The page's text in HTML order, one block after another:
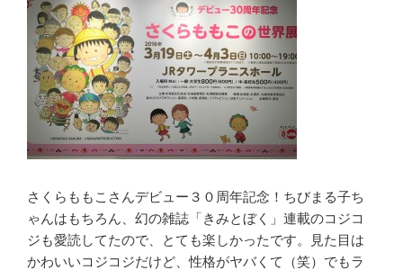
さくらももこさんデビュー３０周年記念！ちびまる子ち
ゃんはもちろん、幻の雑誌「きみとぼく」連載のコジコ
ジも愛読してたので、とても楽しかったです。見た目は
かわいいコジコジだけど、性格がヤバくて（笑）でもラ